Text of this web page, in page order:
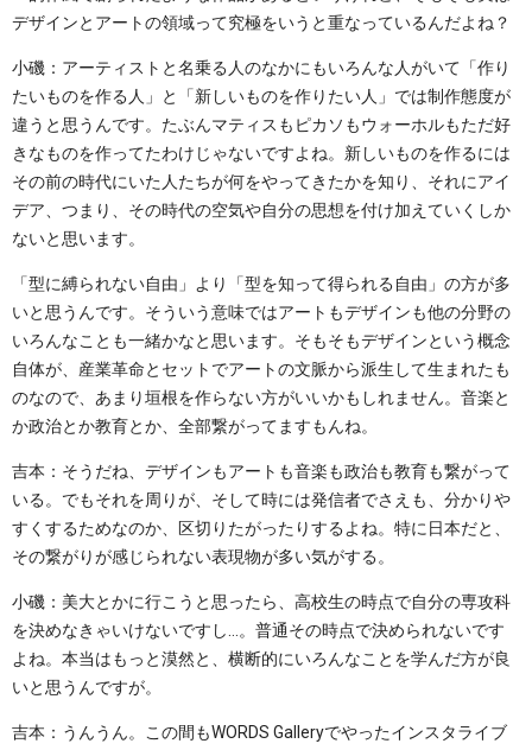
デザインとアートの領域って究極をいうと重なっているんだよね？
小磯：アーティストと名乗る人のなかにもいろんな人がいて「作り
たいものを作る人」と「新しいものを作りたい人」では制作態度が
違うと思うんです。たぶんマティスもピカソもウォーホルもただ好
きなものを作ってたわけじゃないですよね。新しいものを作るには
その前の時代にいた人たちが何をやってきたかを知り、それにアイ
デア、つまり、その時代の空気や自分の思想を付け加えていくしか
ないと思います。
「型に縛られない自由」より「型を知って得られる自由」の方が多
いと思うんです。そういう意味ではアートもデザインも他の分野の
いろんなことも一緒かなと思います。そもそもデザインという概念
自体が、産業革命とセットでアートの文脈から派生して生まれたも
のなので、あまり垣根を作らない方がいいかもしれません。音楽と
か政治とか教育とか、全部繋がってますもんね。
吉本：そうだね、デザインもアートも音楽も政治も教育も繋がって
いる。でもそれを周りが、そして時には発信者でさえも、分かりや
すくするためなのか、区切りたがったりするよね。特に日本だと、
その繋がりが感じられない表現物が多い気がする。
小磯：美大とかに行こうと思ったら、高校生の時点で自分の専攻科
を決めなきゃいけないですし…。普通その時点で決められないです
よね。本当はもっと漠然と、横断的にいろんなことを学んだ方が良
いと思うんですが。
吉本：うんうん。この間もWORDS Galleryでやったインスタライブ